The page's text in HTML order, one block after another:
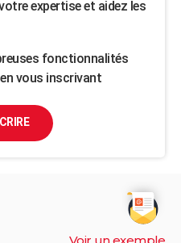
expertise et aidez les
fonctionnalités
vous inscrivant